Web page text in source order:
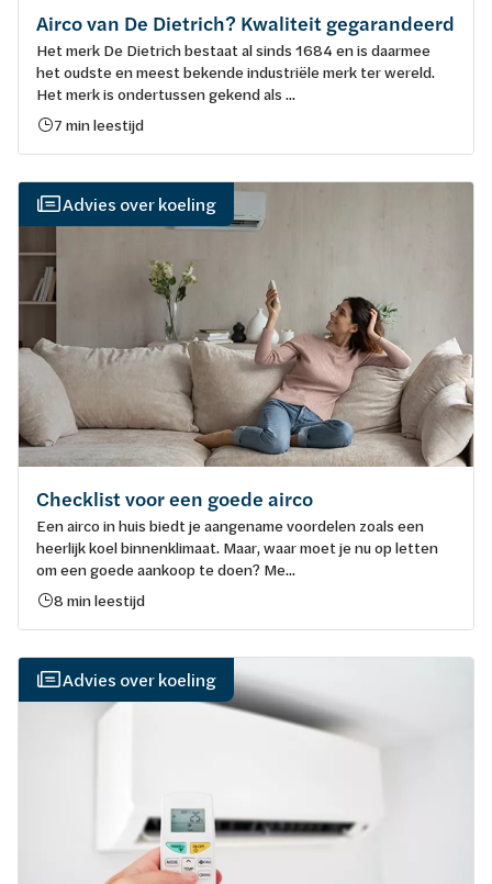
Airco van De Dietrich? Kwaliteit gegarandeerd
Het merk De Dietrich bestaat al sinds 1684 en is daarmee
het oudste en meest bekende industriële merk ter wereld.
Het merk is ondertussen gekend als ...
7 min leestijd
Advies over koeling
Checklist voor een goede airco
Een airco in huis biedt je aangename voordelen zoals een
heerlijk koel binnenklimaat. Maar, waar moet je nu op letten
om een goede aankoop te doen? Me...
8 min leestijd
Advies over koeling